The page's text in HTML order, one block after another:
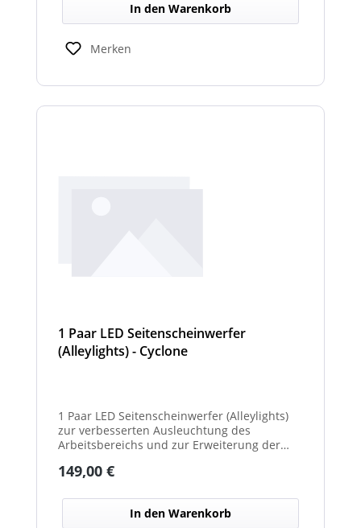
In den Warenkorb
Merken
1 Paar LED Seitenscheinwerfer
(Alleylights) - Cyclone
1 Paar LED Seitenscheinwerfer (Alleylights)
zur verbesserten Ausleuchtung des
Arbeitsbereichs und zur Erweiterung der
Regulärer Preis:
149,00 €
In den Warenkorb